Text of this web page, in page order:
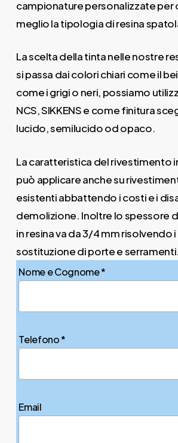
campionature personalizzate per
meglio la tipologia di resina
La scelta della tinta nelle nostre
si passa dai colori chiari come il
come i grigi o neri, possiamo
NCS, SIKKENS e come finitura
lucido, semilucido od opaco.
La caratteristica del rivestimento
può applicare anche su
esistenti abbattendo i costi e i
demolizione. Inoltre lo spessore
in resina va da 3/4 mm risolvendo
sostituzione di porte e serramenti.
Nome e Cognome *
Telefono *
Email